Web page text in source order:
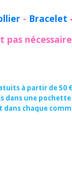
- Bracelet
à partir de 50
dans une pochette
dans chaque